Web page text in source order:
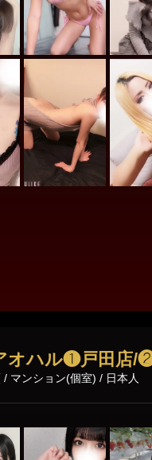
オハル❶戸田店/
/ マンション(個室) / 日本人